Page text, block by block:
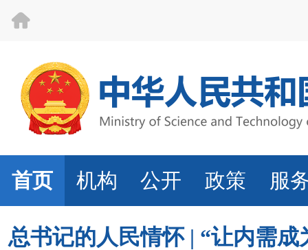
首页 机构 公开 政策 服
总书记的人民情怀 | “让内需